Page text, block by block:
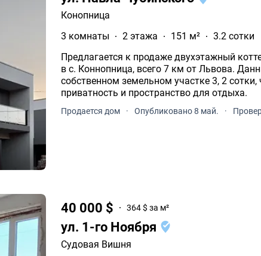
Конопница
3 комнаты
2 этажа 151 м²
3.2 сотки
Предлагается к продаже двухэтажный
в с. Коннопница, всего 7 км от Львова.
собственном земельном участке 3, 2
приватность и пространство для отдыха.
Продается дом · Опубликовано 8 май. ·
40 000 $ 364 $ за м²
ул. 1-го Ноября
Судовая Вишня